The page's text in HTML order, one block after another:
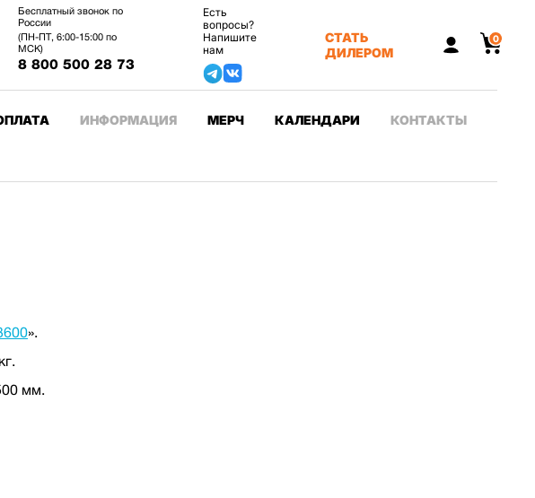
Бесплатный звонок по
России
(ПН-ПТ, 6:00-15:00 по
МСК)
8 800 500 28 73
Есть
вопросы?
Напишите
нам
СТАТЬ
ДИЛЕРОМ
0
ИНФОРМАЦИЯ МЕРЧ КАЛЕНДАРИ КОНТАКТЫ
».
мм.